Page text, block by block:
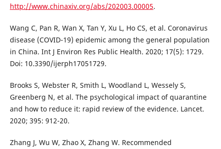
http://www.chinaxiv.org/abs/202003.00005.
Wang C, Pan R, Wan X, Tan Y, Xu L, Ho CS, et al. Coronavirus
disease (COVID-19) epidemic among the general population
in China. Int J Environ Res Public Health. 2020; 17(5): 1729.
Doi: 10.3390/ijerph17051729.
Brooks S, Webster R, Smith L, Woodland L, Wessely S,
Greenberg N, et al. The psychological impact of quarantine
and how to reduce it: rapid review of the evidence. Lancet.
2020; 395: 912-20.
Zhang J, Wu W, Zhao X, Zhang W. Recommended